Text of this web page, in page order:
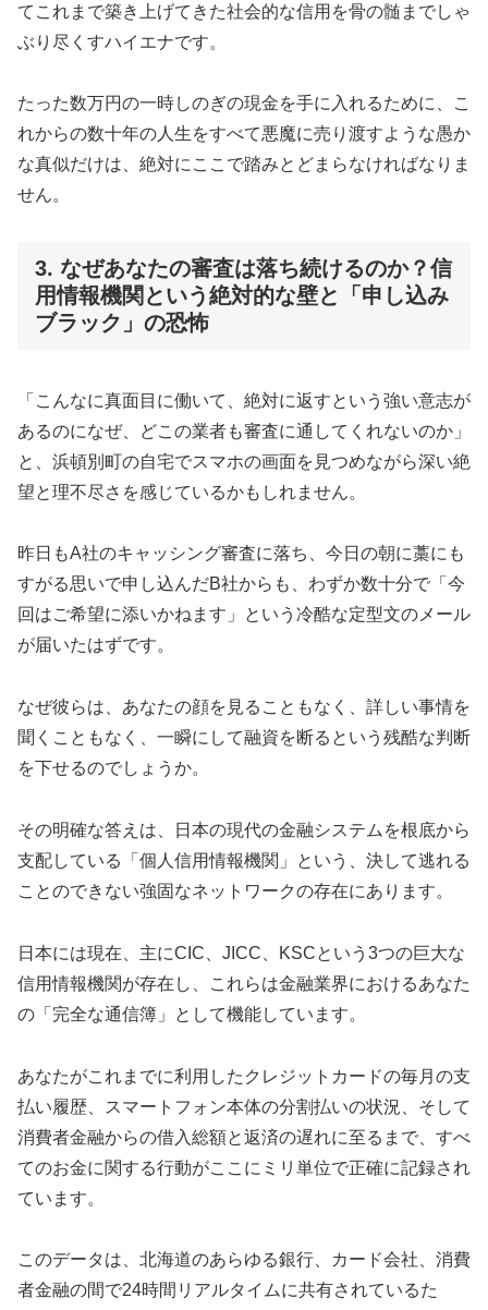
てこれまで築き上げてきた社会的な信用を骨の髄までしゃ
ぶり尽くすハイエナです。
たった数万円の一時しのぎの現金を手に入れるために、こ
れからの数十年の人生をすべて悪魔に売り渡すような愚か
な真似だけは、絶対にここで踏みとどまらなければなりま
せん。
3. なぜあなたの審査は落ち続けるのか？信
用情報機関という絶対的な壁と「申し込み
ブラック」の恐怖
「こんなに真面目に働いて、絶対に返すという強い意志が
あるのになぜ、どこの業者も審査に通してくれないのか」
と、浜頓別町の自宅でスマホの画面を見つめながら深い絶
望と理不尽さを感じているかもしれません。
昨日もA社のキャッシング審査に落ち、今日の朝に藁にも
すがる思いで申し込んだB社からも、わずか数十分で「今
回はご希望に添いかねます」という冷酷な定型文のメール
が届いたはずです。
なぜ彼らは、あなたの顔を見ることもなく、詳しい事情を
聞くこともなく、一瞬にして融資を断るという残酷な判断
を下せるのでしょうか。
その明確な答えは、日本の現代の金融システムを根底から
支配している「個人信用情報機関」という、決して逃れる
ことのできない強固なネットワークの存在にあります。
日本には現在、主にCIC、JICC、KSCという3つの巨大な
信用情報機関が存在し、これらは金融業界におけるあなた
の「完全な通信簿」として機能しています。
あなたがこれまでに利用したクレジットカードの毎月の支
払い履歴、スマートフォン本体の分割払いの状況、そして
消費者金融からの借入総額と返済の遅れに至るまで、すべ
てのお金に関する行動がここにミリ単位で正確に記録され
ています。
このデータは、北海道のあらゆる銀行、カード会社、消費
者金融の間で24時間リアルタイムに共有されているた